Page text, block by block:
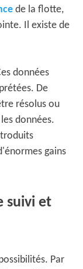
de la flotte,
Il existe de
données
De
résolus ou
données.
gains
suivi et
Par